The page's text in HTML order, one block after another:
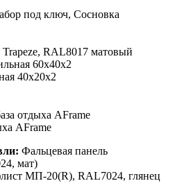
RAL8017 матовый
60х40х2
40х20х2
AFrame
Фальцевая панель
мат)
МП-20(R), RAL7024, глянец